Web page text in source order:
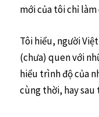
mới của tôi chỉ
Tôi hiểu, người
(chưa) quen với
hiểu trình độ của
cùng thời, hay